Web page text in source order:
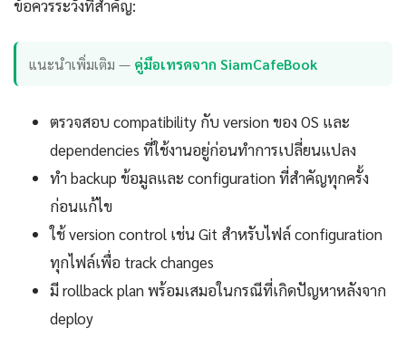
ข้อควรระวังที่สำคัญ:
แนะนำเพิ่มเติม — คู่มือเทรดจาก SiamCafeBook
ตรวจสอบ compatibility กับ version ของ OS และ
dependencies ที่ใช้งานอยู่ก่อนทำการเปลี่ยนแปลง
ทำ backup ข้อมูลและ configuration ที่สำคัญทุกครั้ง
ก่อนแก้ไข
ใช้ version control เช่น Git สำหรับไฟล์ configuration
ทุกไฟล์เพื่อ track changes
มี rollback plan พร้อมเสมอในกรณีที่เกิดปัญหาหลังจาก
deploy